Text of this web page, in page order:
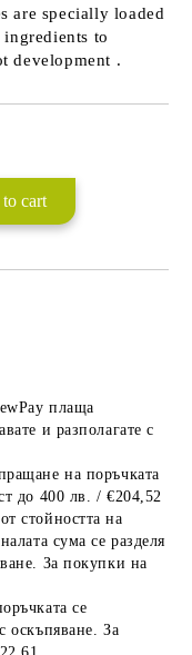
are specially loaded
to
development .
плаща
и разполагате с
на поръчката
до 400 лв. / €204,52
стойността на
сума се разделя
За покупки на
се
оскъпяване. За